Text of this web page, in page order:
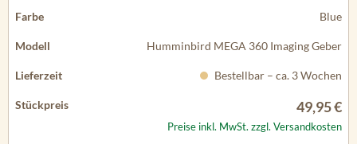
Blue
Humminbird MEGA 360 Imaging Geber
Bestellbar – ca. 3 Wochen
49,95 €
Preise inkl. MwSt. zzgl. Versandkosten